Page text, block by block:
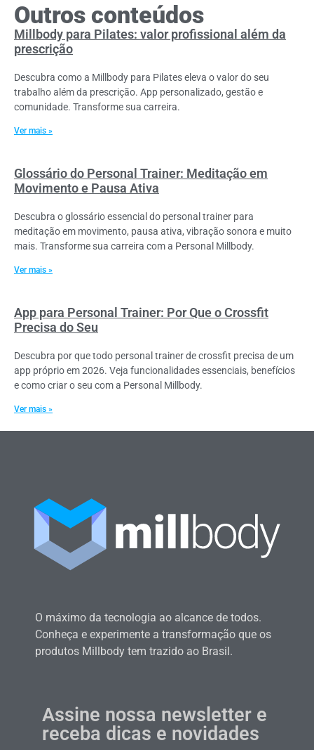
Outros conteúdos
Millbody para Pilates: valor profissional além da
prescrição
Descubra como a Millbody para Pilates eleva o valor do seu
trabalho além da prescrição. App personalizado, gestão e
comunidade. Transforme sua carreira.
Ver mais »
Glossário do Personal Trainer: Meditação em
Movimento e Pausa Ativa
Descubra o glossário essencial do personal trainer para
meditação em movimento, pausa ativa, vibração sonora e muito
mais. Transforme sua carreira com a Personal Millbody.
Ver mais »
App para Personal Trainer: Por Que o Crossfit
Precisa do Seu
Descubra por que todo personal trainer de crossfit precisa de um
app próprio em 2026. Veja funcionalidades essenciais, benefícios
e como criar o seu com a Personal Millbody.
Ver mais »
O máximo da tecnologia ao alcance de todos.
Conheça e experimente a transformação que os
produtos Millbody tem trazido ao Brasil.
Assine nossa newsletter e
receba dicas e novidades